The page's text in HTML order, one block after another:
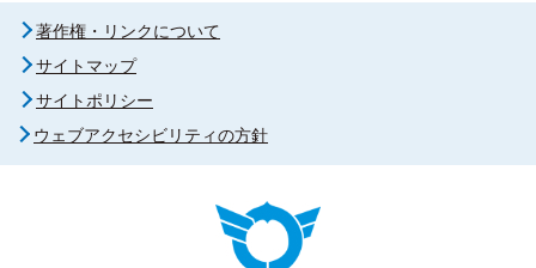
著作権・リンクについて
サイトマップ
サイトポリシー
ウェブアクセシビリティの方針